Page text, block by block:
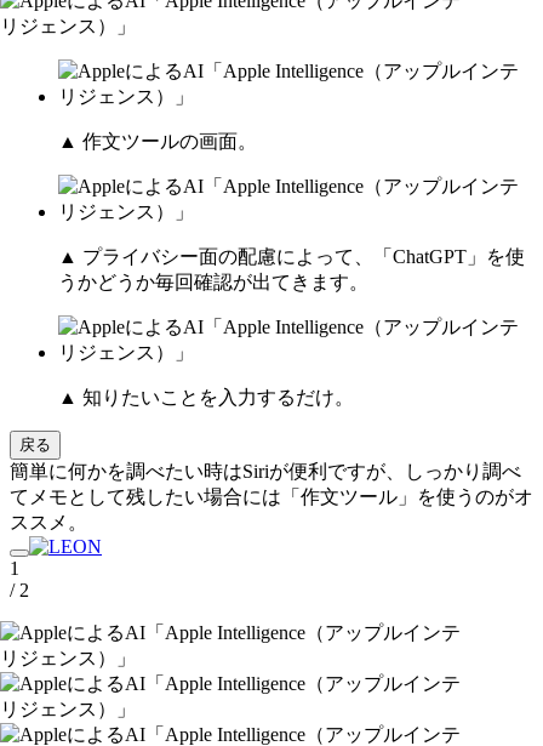
▲ 作文ツールの画面。
▲ プライバシー面の配慮によって、「ChatGPT」を使
うかどうか毎回確認が出てきます。
▲ 知りたいことを入力するだけ。
戻る
簡単に何かを調べたい時はSiriが便利ですが、しっかり調べ
てメモとして残したい場合には「作文ツール」を使うのがオ
ススメ。
1
/ 2